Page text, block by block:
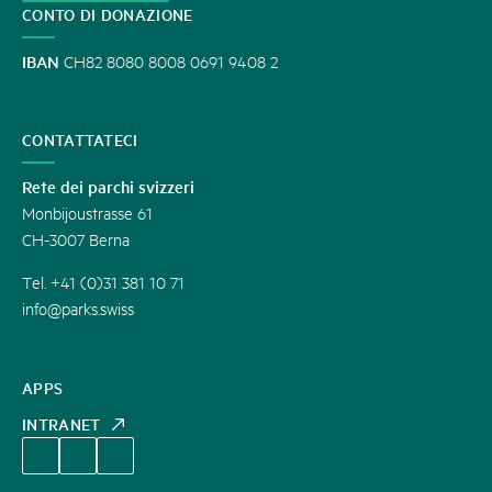
APPS
INTRANET
CONTO DI DONAZIONE
IBAN CH82 8080 8008 0691 9408 2
CONTATTATECI
Rete dei parchi svizzeri
Monbijoustrasse 61
CH-3007 Berna
Tel. +41 (0)31 381 10 71
info@parks.swiss